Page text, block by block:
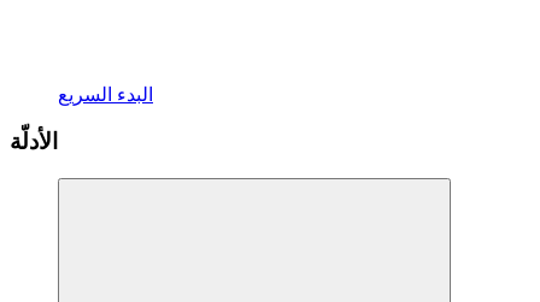
البدء السريع
الأدلّة